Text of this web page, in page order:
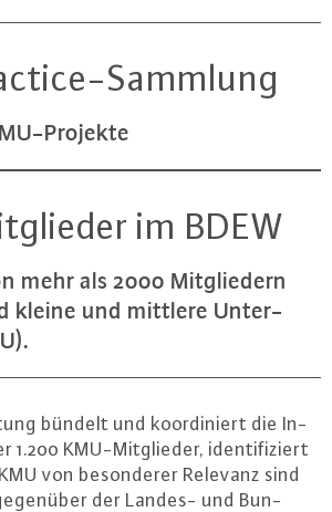
Samm­lung
Pro­jek­te
im BDEW
mehr als 2000 Mit­glie­dern
kleine und mittlere Un­ter­
bündelt und ko­or­di­niert die In­
1.200 KMU-Mit­glie­der, iden­ti­fi­ziert
von be­son­de­rer Relevanz sind
der Landes- und Bun­